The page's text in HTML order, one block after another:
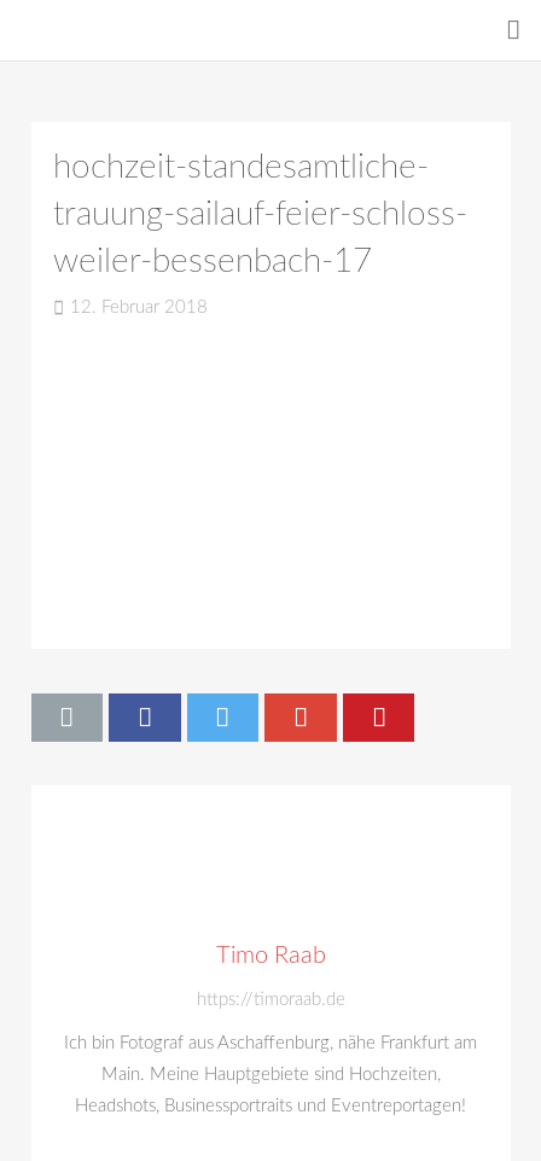
hochzeit-standesamtliche-
trauung-sailauf-feier-schloss-
weiler-bessenbach-17
12. Februar 2018
Timo Raab
https://timoraab.de
Ich bin Fotograf aus Aschaffenburg, nähe Frankfurt am
Main. Meine Hauptgebiete sind Hochzeiten,
Headshots, Businessportraits und Eventreportagen!